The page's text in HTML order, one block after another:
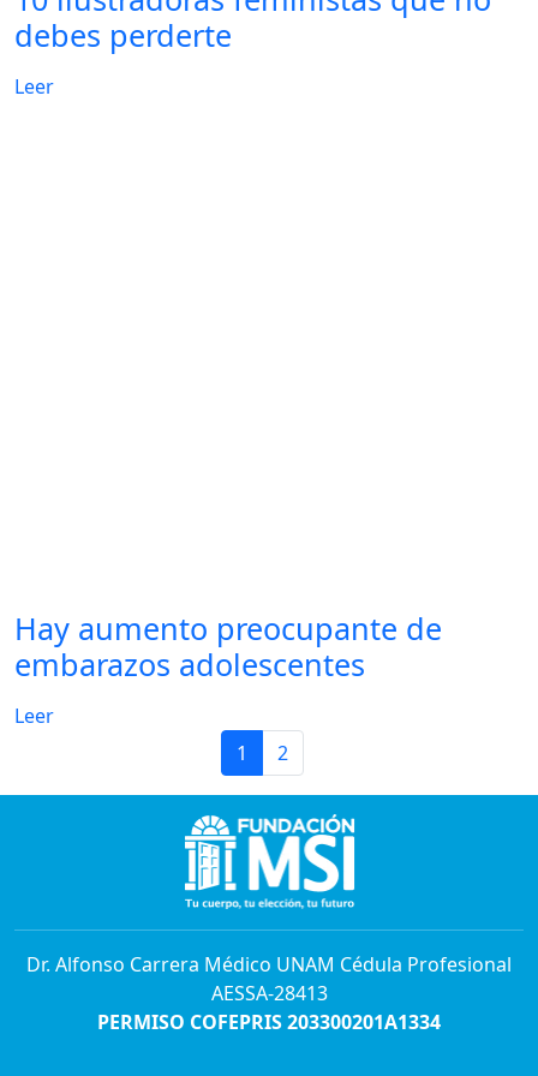
debes perderte
Leer
Hay aumento preocupante de
embarazos adolescentes
Leer
1
2
Dr. Alfonso Carrera Médico UNAM Cédula Profesional
AESSA-28413
PERMISO COFEPRIS 203300201A1334